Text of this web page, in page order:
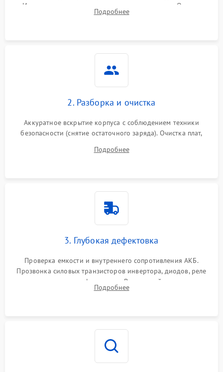
Измерение входного и выходного напряжения. Оценка
реакции ИБП на отключение основного питания без
Подробнее
2. Разборка и очистка
Аккуратное вскрытие корпуса с соблюдением техники
безопасности (снятие остаточного заряда). Очистка плат,
и кистей для предотвращения перегрева и замыканий.
Подробнее
3. Глубокая дефектовка
Проверка емкости и внутреннего сопротивления АКБ.
Прозвонка силовых транзисторов инвертора, диодов, реле
переключения и трансформатора. Визуальный поиск вздутых
конденсаторов и прогаров на печатной плате.
Подробнее